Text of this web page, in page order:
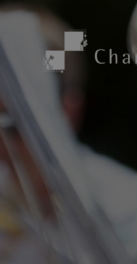
Présentation
Population
1955